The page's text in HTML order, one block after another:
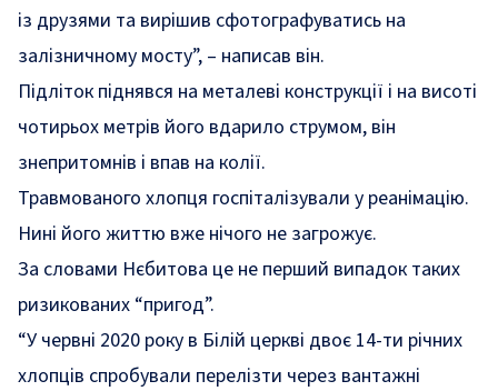
із друзями та вирішив сфотографуватись на
залізничному мосту”, – написав він.
Підліток піднявся на металеві конструкції і на висоті
чотирьох метрів його вдарило струмом, він
знепритомнів і впав на колії.
Травмованого хлопця госпіталізували у реанімацію.
Нині його життю вже нічого не загрожує.
За словами Нєбитова це не перший випадок таких
ризикованих “пригод”.
“У червні 2020 року в Білій церкві двоє 14-ти річних
хлопців спробували перелізти через вантажні